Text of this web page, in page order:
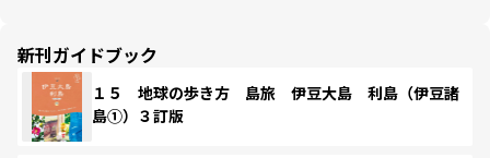
新刊ガイドブック
１５ 地球の歩き方 島旅 伊豆大島 利島（伊豆諸
島①）３訂版